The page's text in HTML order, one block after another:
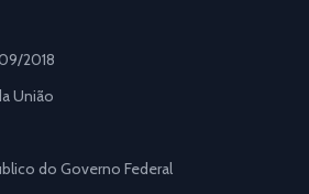
2018
União
do Governo Federal